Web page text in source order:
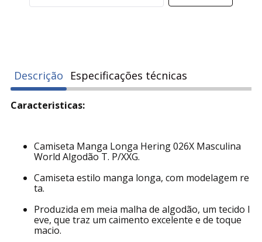
Calcular frete e prazoNão sei meu cep
Caracteristicas:
Camiseta Manga Longa Hering 026X Masculina
World Algodão T. P/XXG.
Camiseta estilo manga longa, com modelagem re
ta.